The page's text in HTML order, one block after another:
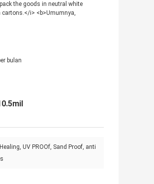
the goods in neutral white
cartons.</i> <b>Umumnya,
bulan
UV PROOf, Sand Proof, anti